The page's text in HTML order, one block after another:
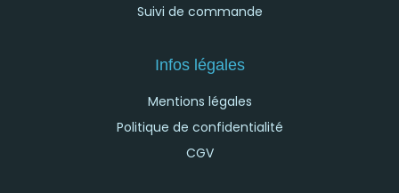
Suivi de commande
Infos légales
Mentions légales
Politique de confidentialité
CGV